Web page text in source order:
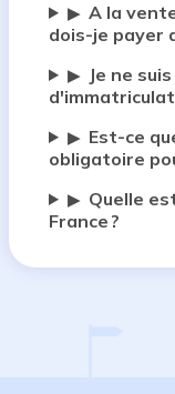
▶ A la
dois-je payer
▶
Je ne
▶ Est-ce
obligatoire
▶ Quelle
France ?